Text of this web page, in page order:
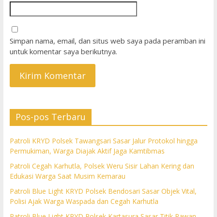
Simpan nama, email, dan situs web saya pada peramban ini
untuk komentar saya berikutnya.
Pos-pos Terbaru
Patroli KRYD Polsek Tawangsari Sasar Jalur Protokol hingga
Permukiman, Warga Diajak Aktif Jaga Kamtibmas
Patroli Cegah Karhutla, Polsek Weru Sisir Lahan Kering dan
Edukasi Warga Saat Musim Kemarau
Patroli Blue Light KRYD Polsek Bendosari Sasar Objek Vital,
Polisi Ajak Warga Waspada dan Cegah Karhutla